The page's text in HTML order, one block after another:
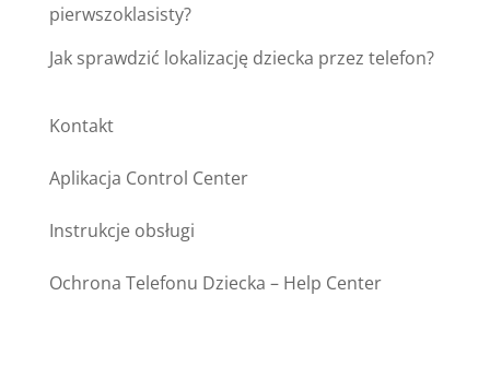
pierwszoklasisty?
Jak sprawdzić lokalizację dziecka przez telefon?
Kontakt
Aplikacja Control Center
Instrukcje obsługi
Ochrona Telefonu Dziecka – Help Center